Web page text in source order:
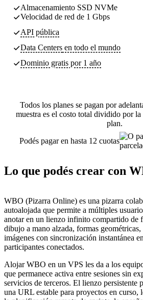
Almacenamiento SSD NVMe
Velocidad de red de 1 Gbps
API pública
Data Centers en todo el mundo
Dominio gratis por 1 año
Todos los planes se pagan por
muestra es el costo total dividido por la
plan.
Podés pagar en hasta 12 cuotas
Lo que podés crear con
WBO (Pizarra Online) es una pizarra
autoalojada que permite a múltiples
anotar en un lienzo infinito compartido de
dibujo a mano alzada, formas
imágenes con sincronización instantánea
participantes conectados.
Alojar WBO en un VPS les da a los
que permanece activa entre sesiones sin
servicios de terceros. El lienzo persistente
una URL estable para proyectos en curso,